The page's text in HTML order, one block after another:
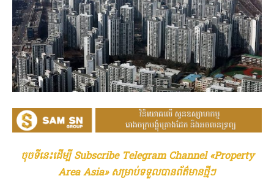
ចុចទីនេះដើម្បី Subscribe Telegram Channel «Property
Area Asia» សម្រាប់ទទួលបានព័ត៌មានថ្មីៗ